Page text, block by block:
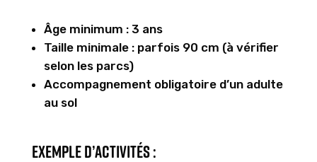
Âge minimum : 3 ans
Taille minimale : parfois 90 cm (à vérifier
selon les parcs)
Accompagnement obligatoire d’un adulte
au sol
Exemple d’activités :